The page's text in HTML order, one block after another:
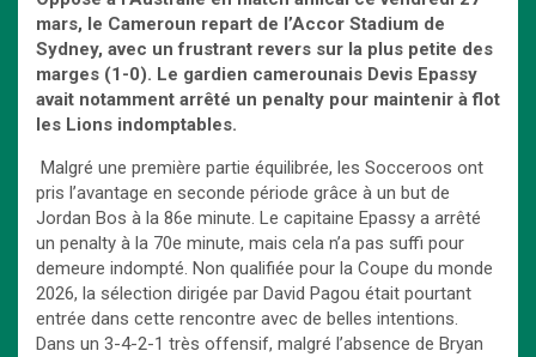
mars, le Cameroun repart de l’Accor Stadium de
Sydney, avec un frustrant revers sur la plus petite des
marges (1-0). Le gardien camerounais Devis Epassy
avait notamment arrêté un penalty pour maintenir à flot
les Lions indomptables.
Malgré une première partie équilibrée, les Socceroos ont
pris l’avantage en seconde période grâce à un but de
Jordan Bos à la 86e minute. Le capitaine Epassy a arrêté
un penalty à la 70e minute, mais cela n’a pas suffi pour
demeure indompté. Non qualifiée pour la Coupe du monde
2026, la sélection dirigée par David Pagou était pourtant
entrée dans cette rencontre avec de belles intentions.
Dans un 3-4-2-1 très offensif, malgré l’absence de Bryan